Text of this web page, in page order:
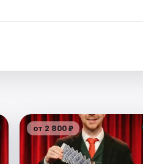
от 2 800 ₽